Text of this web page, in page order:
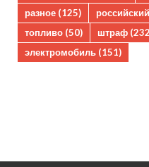
разное (125)
топливо (50) штраф
электромобиль (151)